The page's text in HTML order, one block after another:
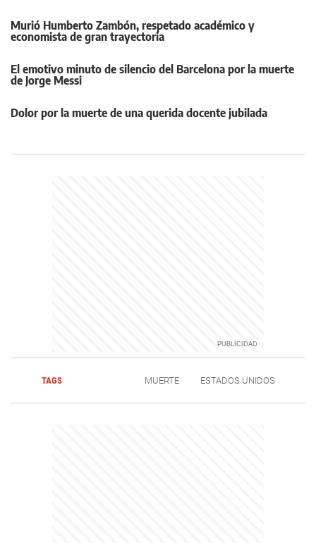
Murió Humberto Zambón, respetado académico y
economista de gran trayectoria
El emotivo minuto de silencio del Barcelona por la muerte
de Jorge Messi
Dolor por la muerte de una querida docente jubilada
TAGS MUERTE ESTADOS UNIDOS